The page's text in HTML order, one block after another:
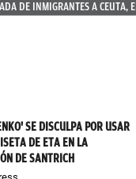
DE INMIGRANTES A CEUTA,
SE DISCULPA POR USAR
DE ETA EN LA
DE SANTRICH